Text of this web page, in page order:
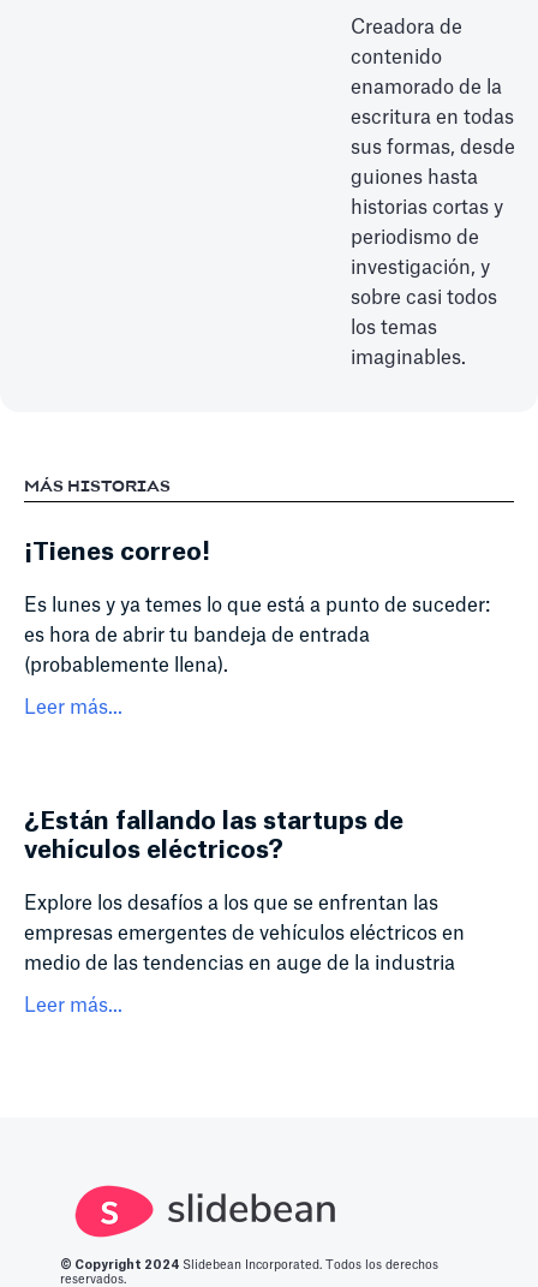
Creadora de
contenido
enamorado de la
escritura en todas
sus formas, desde
guiones hasta
historias cortas y
periodismo de
investigación, y
sobre casi todos
los temas
imaginables.
MÁS HISTORIAS
¡Tienes correo!
Es lunes y ya temes lo que está a punto de suceder:
es hora de abrir tu bandeja de entrada
(probablemente llena).
Leer más...
¿Están fallando las startups de
vehículos eléctricos?
Explore los desafíos a los que se enfrentan las
empresas emergentes de vehículos eléctricos en
medio de las tendencias en auge de la industria
Leer más...
© Copyright 2 024 Slidebean Incorporated. Todos los derechos
reservados.